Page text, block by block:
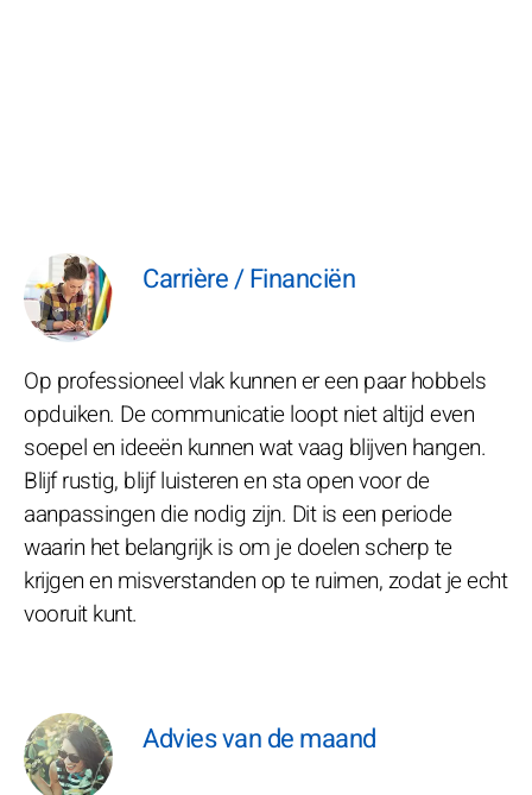
Carrière / Financiën
Op professioneel vlak kunnen er een paar hobbels
opduiken. De communicatie loopt niet altijd even
soepel en ideeën kunnen wat vaag blijven hangen.
Blijf rustig, blijf luisteren en sta open voor de
aanpassingen die nodig zijn. Dit is een periode
waarin het belangrijk is om je doelen scherp te
krijgen en misverstanden op te ruimen, zodat je echt
vooruit kunt.
Advies van de maand